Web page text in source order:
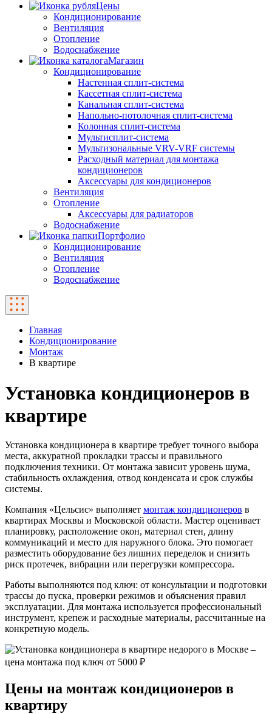
Цены
Кондиционирование
Вентиляция
Отопление
Водоснабжение
Магазин
Кондиционирование
Настенная сплит-система
Кассетная сплит-система
Канальная сплит-система
Напольно-потолочная сплит-система
Колонная сплит-система
Мультисплит-система
Мультизональные VRV-VRF системы
Расходный материал для монтажа
кондиционеров
Аксессуары для кондиционеров
Вентиляция
Отопление
Аксессуары для радиаторов
Водоснабжение
Портфолио
Кондиционирование
Вентиляция
Отопление
Водоснабжение
Главная
Кондиционирование
Монтаж
В квартире
Установка кондиционеров в
квартире
Установка кондиционера в квартире требует точного выбора
места, аккуратной прокладки трассы и правильного
подключения техники. От монтажа зависит уровень шума,
стабильность охлаждения, отвод конденсата и срок службы
системы.
Компания «Цельсис» выполняет монтаж кондиционеров в
квартирах Москвы и Московской области. Мастер оценивает
планировку, расположение окон, материал стен, длину
коммуникаций и место для наружного блока. Это помогает
разместить оборудование без лишних переделок и снизить
риск протечек, вибрации или перегрузки компрессора.
Работы выполняются под ключ: от консультации и подготовки
трассы до пуска, проверки режимов и объяснения правил
эксплуатации. Для монтажа используется профессиональный
инструмент, крепеж и расходные материалы, рассчитанные на
конкретную модель.
Цены на монтаж кондиционеров в
квартиру